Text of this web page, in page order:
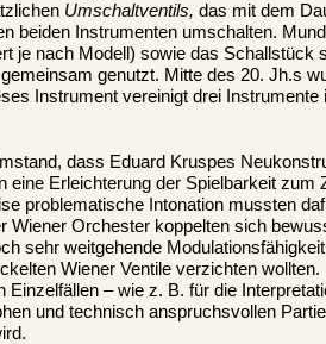
Umschaltventils, das mit dem
beiden Instrumenten umschalten.
je nach Modell) sowie das Schallstück
genutzt. Mitte des 20. Jh.s
Instrument vereinigt drei
dass Eduard Kruspes
eine Erleichterung der Spielbarkeit zum
problematische Intonation mussten
Wiener Orchester koppelten sich
sehr weitgehende
Wiener Ventile verzichten
Einzelfällen – wie z. B. für die
und technisch anspruchsvollen